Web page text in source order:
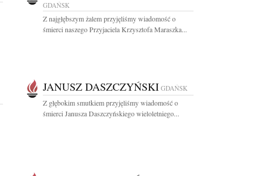
GDAŃSK
Z najgłębszym żalem przyjęliśmy wiadomość o
śmierci naszego Przyjaciela Krzysztofa Maraszka...
JANUSZ DASZCZYŃSKI GDAŃSK
Z głębokim smutkiem przyjęliśmy wiadomość o
śmierci Janusza Daszczyńskiego wieloletniego...